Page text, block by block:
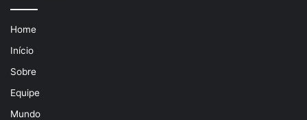
Home
Início
Sobre
Equipe
Mundo